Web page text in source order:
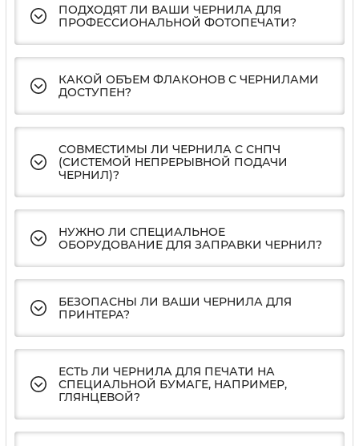
ПОДХОДЯТ ЛИ ВАШИ ЧЕРНИЛА ДЛЯ
ПРОФЕССИОНАЛЬНОЙ ФОТОПЕЧАТИ?
КАКОЙ ОБЪЕМ ФЛАКОНОВ С ЧЕРНИЛАМИ
ДОСТУПЕН?
СОВМЕСТИМЫ ЛИ ЧЕРНИЛА С СНПЧ
(СИСТЕМОЙ НЕПРЕРЫВНОЙ ПОДАЧИ
ЧЕРНИЛ)?
НУЖНО ЛИ СПЕЦИАЛЬНОЕ
ОБОРУДОВАНИЕ ДЛЯ ЗАПРАВКИ ЧЕРНИЛ?
БЕЗОПАСНЫ ЛИ ВАШИ ЧЕРНИЛА ДЛЯ
ПРИНТЕРА?
ЕСТЬ ЛИ ЧЕРНИЛА ДЛЯ ПЕЧАТИ НА
СПЕЦИАЛЬНОЙ БУМАГЕ, НАПРИМЕР,
ГЛЯНЦЕВОЙ?